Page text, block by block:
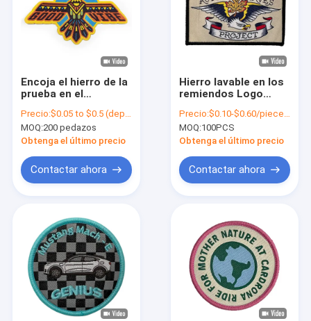
Productos
Sobre nosotros
Visita a la fábrica
Encoja el hierro de la
prueba en el
Customized For
Clothing
Precio:$0.05 to $0.5 (depends on the design and order quantity)
MOQ:200 pedazos
Obtenga el último precio
Contactar ahora
Hierro lavable en los
remiendos Logo
Patches de encargo
del bordado
Precio:$0.10-$0.60/piece (depends on the design and order quantity)
MOQ:100PCS
Obtenga el último precio
Contactar ahora